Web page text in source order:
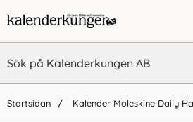
Startsidan Kalender Moleskine Daily